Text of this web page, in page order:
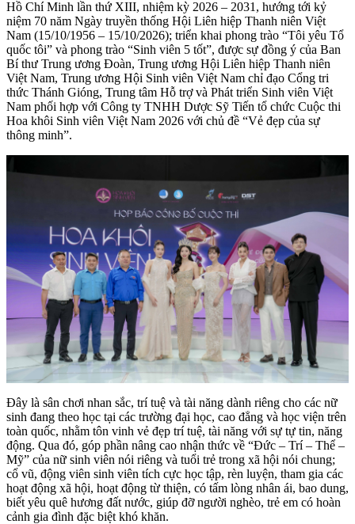
Hồ Chí Minh lần thứ XIII, nhiệm kỳ 2026 – 2031, hướng tới kỷ
niệm 70 năm Ngày truyền thống Hội Liên hiệp Thanh niên Việt
Nam (15/10/1956 – 15/10/2026); triển khai phong trào “Tôi yêu Tổ
quốc tôi” và phong trào “Sinh viên 5 tốt”, được sự đồng ý của Ban
Bí thư Trung ương Đoàn, Trung ương Hội Liên hiệp Thanh niên
Việt Nam, Trung ương Hội Sinh viên Việt Nam chỉ đạo Cổng tri
thức Thánh Gióng, Trung tâm Hỗ trợ và Phát triển Sinh viên Việt
Nam phối hợp với Công ty TNHH Dược Sỹ Tiến tổ chức Cuộc thi
Hoa khôi Sinh viên Việt Nam 2026 với chủ đề “Vẻ đẹp của sự
thông minh”.
Đây là sân chơi nhan sắc, trí tuệ và tài năng dành riêng cho các nữ
sinh đang theo học tại các trường đại học, cao đẳng và học viện trên
toàn quốc, nhằm tôn vinh vẻ đẹp trí tuệ, tài năng với sự tự tin, năng
động. Qua đó, góp phần nâng cao nhận thức về “Đức – Trí – Thể –
Mỹ” của nữ sinh viên nói riêng và tuổi trẻ trong xã hội nói chung;
cổ vũ, động viên sinh viên tích cực học tập, rèn luyện, tham gia các
hoạt động xã hội, hoạt động từ thiện, có tấm lòng nhân ái, bao dung,
biết yêu quê hương đất nước, giúp đỡ người nghèo, trẻ em có hoàn
cảnh gia đình đặc biệt khó khăn.